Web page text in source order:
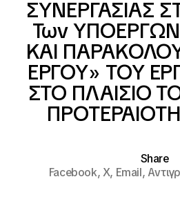
ΣΥΝΕΡΓΑΣΙΑΣ
Των
ΚΑΙ
ΕΡΓΟΥ» ΤΟΥ
ΣΤΟ ΠΛΑΙΣΙΟ
Share
Facebook,X, Email,